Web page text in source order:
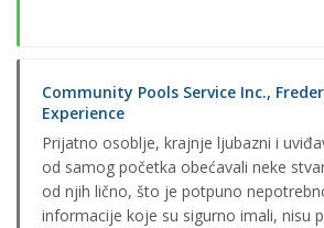
Community Pools Service Inc.,
Experience
Prijatno osoblje, krajnje ljubazni i
od samog početka obećavali neke
od njih lično, što je potpuno
informacije koje su sigurno imali, nisu